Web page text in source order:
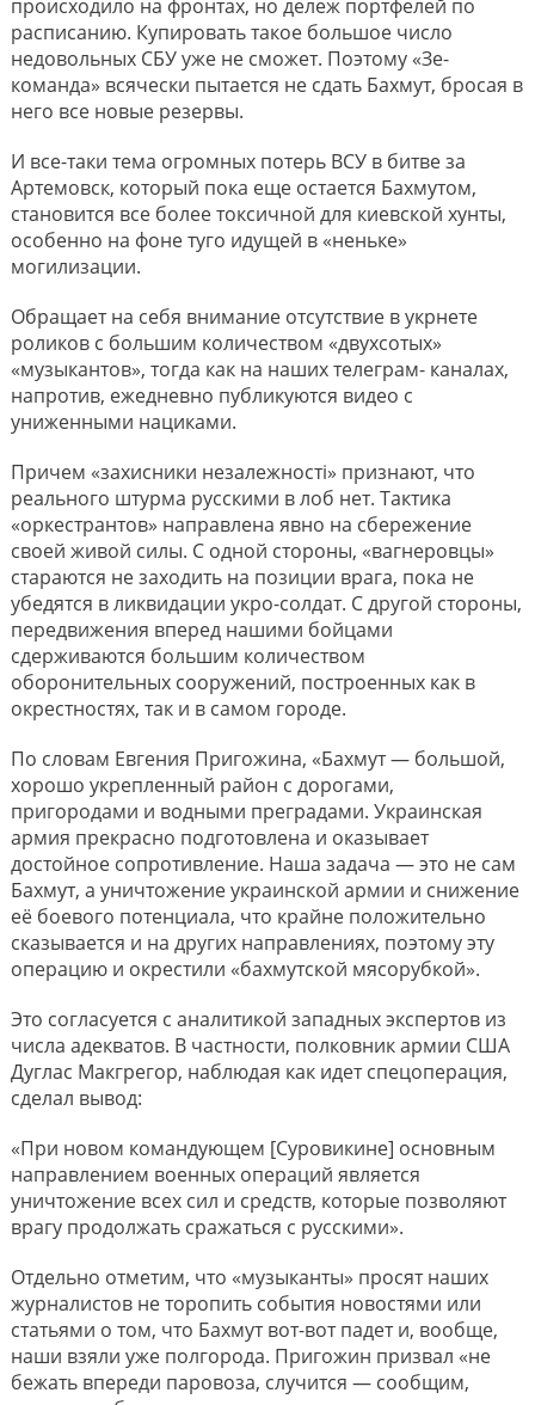
происходило на фронтах, но дележ портфелей по
расписанию. Купировать такое большое число
недовольных СБУ уже не сможет. Поэтому «Зе-
команда» всячески пытается не сдать Бахмут, бросая в
него все новые резервы.
И все-таки тема огромных потерь ВСУ в битве за
Артемовск, который пока еще остается Бахмутом,
становится все более токсичной для киевской хунты,
особенно на фоне туго идущей в «неньке»
могилизации.
Обращает на себя внимание отсутствие в укрнете
роликов с большим количеством «двухсотых»
«музыкантов», тогда как на наших телеграм- каналах,
напротив, ежедневно публикуются видео с
униженными нациками.
Причем «захисники незалежностi» признают, что
реального штурма русскими в лоб нет. Тактика
«оркестрантов» направлена явно на сбережение
своей живой силы. С одной стороны, «вагнеровцы»
стараются не заходить на позиции врага, пока не
убедятся в ликвидации укро-солдат. С другой стороны,
передвижения вперед нашими бойцами
сдерживаются большим количеством
оборонительных сооружений, построенных как в
окрестностях, так и в самом городе.
По словам Евгения Пригожина, «Бахмут — большой,
хорошо укрепленный район с дорогами,
пригородами и водными преградами. Украинская
армия прекрасно подготовлена и оказывает
достойное сопротивление. Наша задача — это не сам
Бахмут, а уничтожение украинской армии и снижение
её боевого потенциала, что крайне положительно
сказывается и на других направлениях, поэтому эту
операцию и окрестили «бахмутской мясорубкой».
Это согласуется с аналитикой западных экспертов из
числа адекватов. В частности, полковник армии США
Дуглас Макгрегор, наблюдая как идет спецоперация,
сделал вывод:
«При новом командующем [Суровикине] основным
направлением военных операций является
уничтожение всех сил и средств, которые позволяют
врагу продолжать сражаться с русскими».
Отдельно отметим, что «музыканты» просят наших
журналистов не торопить события новостями или
статьями о том, что Бахмут вот-вот падет и, вообще,
наши взяли уже полгорода. Пригожин призвал «не
бежать впереди паровоза, случится — сообщим,